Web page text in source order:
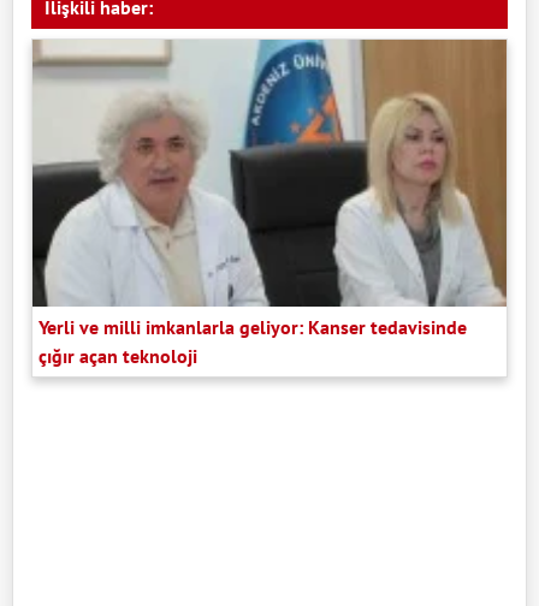
İlişkili haber:
Yerli ve milli imkanlarla geliyor: Kanser tedavisinde
çığır açan teknoloji